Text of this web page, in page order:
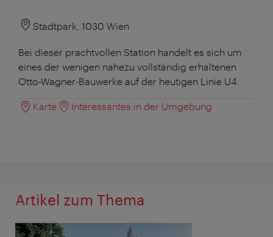
Stadtpark, 1030 Wien
Bei dieser prachtvollen Station handelt es sich um
eines der wenigen nahezu vollständig erhaltenen
Otto-Wagner-Bauwerke auf der heutigen Linie U4.
Karte Interessantes in der Umgebung
Artikel zum Thema